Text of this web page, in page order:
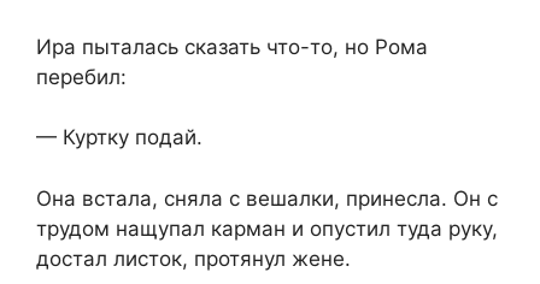
Ира пыталась сказать что-то, но Рома
перебил:
— Куртку подай.
Она встала, сняла с вешалки, принесла. Он с
трудом нащупал карман и опустил туда руку,
достал листок, протянул жене.